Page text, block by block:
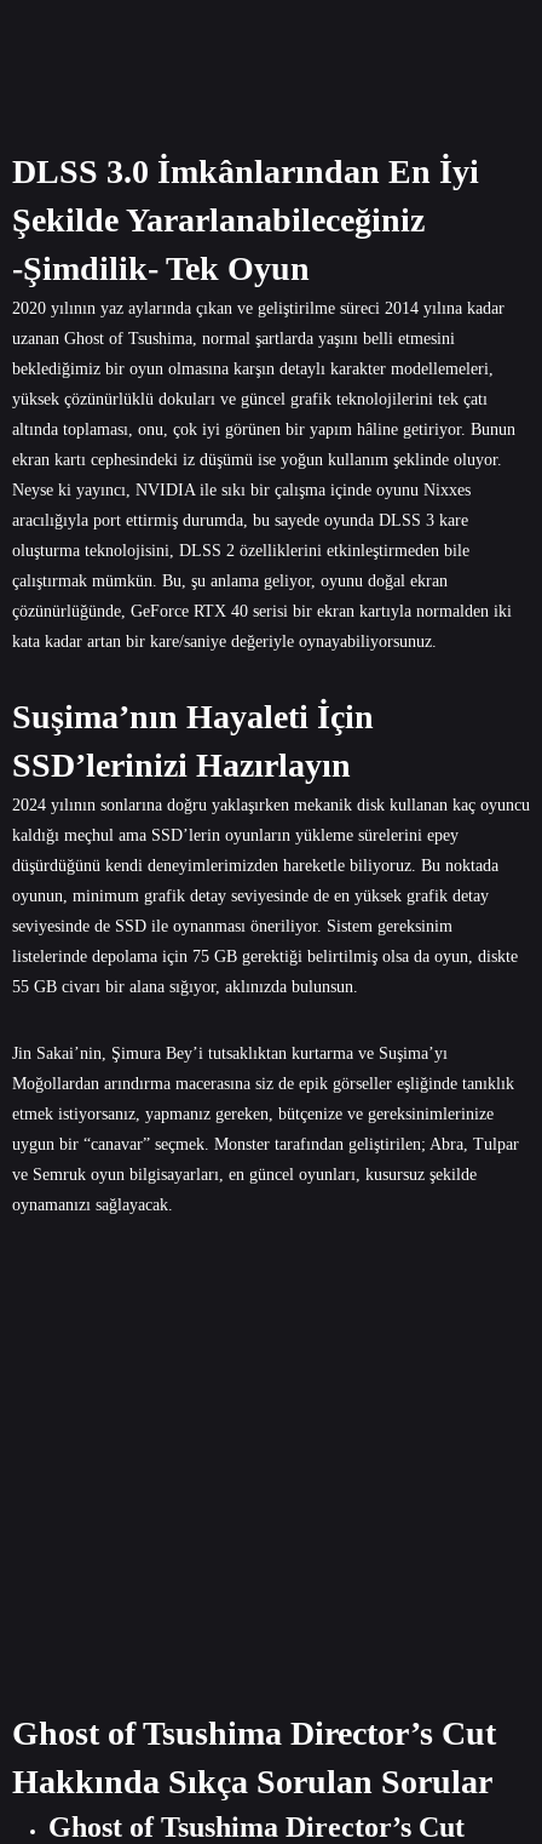
DLSS 3.0 İmkânlarından En İyi
Şekilde Yararlanabileceğiniz
-Şimdilik- Tek Oyun
2020 yılının yaz aylarında çıkan ve geliştirilme süreci 2014 yılına kadar
uzanan Ghost of Tsushima, normal şartlarda yaşını belli etmesini
beklediğimiz bir oyun olmasına karşın detaylı karakter modellemeleri,
yüksek çözünürlüklü dokuları ve güncel grafik teknolojilerini tek çatı
altında toplaması, onu, çok iyi görünen bir yapım hâline getiriyor. Bunun
ekran kartı cephesindeki iz düşümü ise yoğun kullanım şeklinde oluyor.
Neyse ki yayıncı, NVIDIA ile sıkı bir çalışma içinde oyunu Nixxes
aracılığıyla port ettirmiş durumda, bu sayede oyunda DLSS 3 kare
oluşturma teknolojisini, DLSS 2 özelliklerini etkinleştirmeden bile
çalıştırmak mümkün. Bu, şu anlama geliyor, oyunu doğal ekran
çözünürlüğünde, GeForce RTX 40 serisi bir ekran kartıyla normalden iki
kata kadar artan bir kare/saniye değeriyle oynayabiliyorsunuz.
Suşima’nın Hayaleti İçin
SSD’lerinizi Hazırlayın
2024 yılının sonlarına doğru yaklaşırken mekanik disk kullanan kaç oyuncu
kaldığı meçhul ama SSD’lerin oyunların yükleme sürelerini epey
düşürdüğünü kendi deneyimlerimizden hareketle biliyoruz. Bu noktada
oyunun, minimum grafik detay seviyesinde de en yüksek grafik detay
seviyesinde de SSD ile oynanması öneriliyor. Sistem gereksinim
listelerinde depolama için 75 GB gerektiği belirtilmiş olsa da oyun, diskte
55 GB civarı bir alana sığıyor, aklınızda bulunsun.
Jin Sakai’nin, Şimura Bey’i tutsaklıktan kurtarma ve Suşima’yı
Moğollardan arındırma macerasına siz de epik görseller eşliğinde tanıklık
etmek istiyorsanız, yapmanız gereken, bütçenize ve gereksinimlerinize
uygun bir “canavar” seçmek. Monster tarafından geliştirilen; Abra Tulpar
ve Semruk oyun bilgisayarları, en güncel oyunları, kusursuz şekilde
oynamanızı sağlayacak.
Ghost of Tsushima Director’s Cut
Hakkında Sıkça Sorulan Sorular
Ghost of Tsushima Director’s Cut